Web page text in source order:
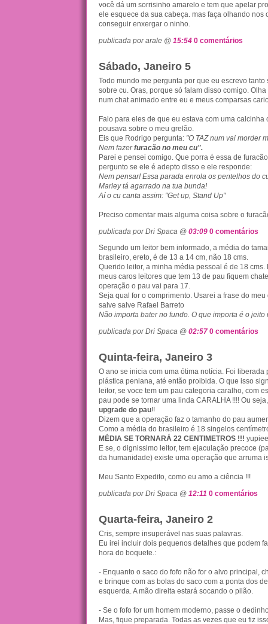
você dá um sorrisinho amarelo e tem que apelar
ele esquece da sua cabeça. mas faça olhando nos
conseguir enxergar o ninho.
publicada por arale @ 15:54 0 comentários
Sábado, Janeiro 5
Todo mundo me pergunta por que eu escrevo tanto
sobre cu. Oras, porque só falam disso comigo.
num chat animado entre eu e meus comparsas
Falo para eles de que eu estava com uma calcinha
pousava sobre o meu grelão.
Eis que Rodrigo pergunta: "O TAZ num vai morder
Nem fazerfuracão no meu cu".
Parei e pensei comigo. Que porra é essa de
pergunto se ele é adepto disso e ele responde:
Nem pensar! Essa parada enrola os pentelhos do
Marley tá agarrado na tua bunda!
Aí o cu canta assim: "Get up, Stand Up"
Preciso comentar mais alguma coisa sobre o
publicada por Dri Spaca @ 03:09 0 comentários
Segundo um leitor bem informado, a média do
brasileiro, ereto, é de 13 a 14 cm, não 18 cms.
Querido leitor, a minha média pessoal é de 18 cms.
meus caros leitores que tem 13 de pau fiquem
operação o pau vai para 17.
Seja qual for o comprimento. Usarei a frase do
salve salve Rafael Barreto
Não importa bater no fundo. O que importa é o jeito
publicada por Dri Spaca @ 02:57 0 comentários
Quinta-feira, Janeiro 3
O ano se inicia com uma ótima notícia. Foi liberada
plástica peniana, até então proibida. O que isso
leitor, se voce tem um pau categoria caralho, com
pau pode se tornar uma linda CARALHA !!!! Ou
upgrade do pau!!
Dizem que a operação faz o tamanho do pau
Como a média do brasileiro é 18 singelos
MÉDIA SE TORNARÁ 22 CENTIMETROS !!!
E se, o dignissimo leitor, tem ejaculação precoce
da humanidade) existe uma operação que arruma
Meu Santo Expedito, como eu amo a ciência !!!
publicada por Dri Spaca @ 12:11 0 comentários
Quarta-feira, Janeiro 2
Cris, sempre insuperável nas suas palavras.
Eu irei incluir dois pequenos detalhes que podem
hora do boquete.:
- Enquanto o saco do fofo não for o alvo principal,
e brinque com as bolas do saco com a ponta dos
esquerda. A mão direita estará socando o pilão.
- Se o fofo for um homem moderno, passe o
Mas, fique preparada. Todas as vezes que eu fiz